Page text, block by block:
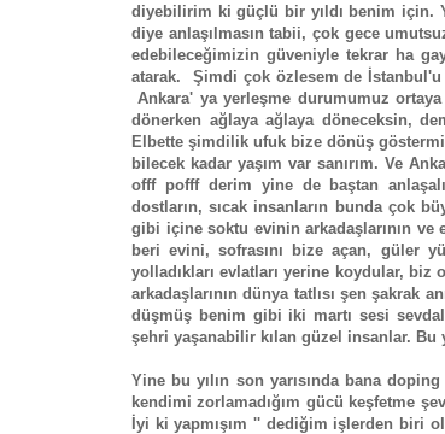
diyebilirim ki güçlü bir yıldı benim için.
diye anlaşılmasın tabii, çok gece
edebileceğimizin güveniyle tekrar ha
atarak. Şimdi çok özlesem de
Ankara' ya yerleşme durumumuz ortaya
dönerken ağlaya ağlaya döneceksin,
Elbette şimdilik ufuk bize dönüş
bilecek kadar yaşım var sanırım. Ve
offf pofff derim yine de baştan
dostların, sıcak insanların bunda çok
gibi içine soktu evinin arkadaşlarının
beri evini, sofrasını bize açan, güler
yolladıkları evlatları yerine koydular, biz
arkadaşlarının dünya tatlısı şen
düşmüş benim gibi iki martı sesi
şehri yaşanabilir kılan güzel insanlar. Bu
Yine bu yılın son yarısında bana
kendimi zorlamadığım gücü keşfetme
İyi ki yapmışım '' dediğim işlerden biri